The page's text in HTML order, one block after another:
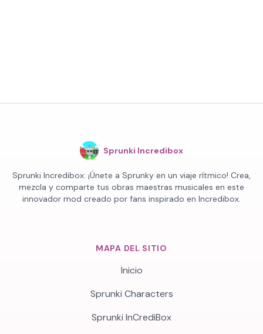
Sprunki Incredibox
Sprunki Incredibox: ¡Únete a Sprunky en un viaje rítmico! Crea,
mezcla y comparte tus obras maestras musicales en este
innovador mod creado por fans inspirado en Incredibox.
MAPA DEL SITIO
Inicio
Sprunki Characters
Sprunki InCrediBox